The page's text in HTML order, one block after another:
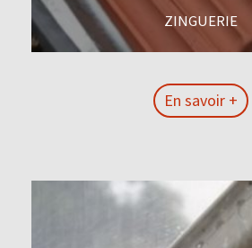
ZINGUERIE
En savoir +